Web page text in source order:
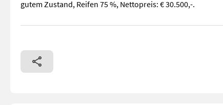
gutem Zustand, Reifen 75 %, Nettopreis: € 30.500,-.